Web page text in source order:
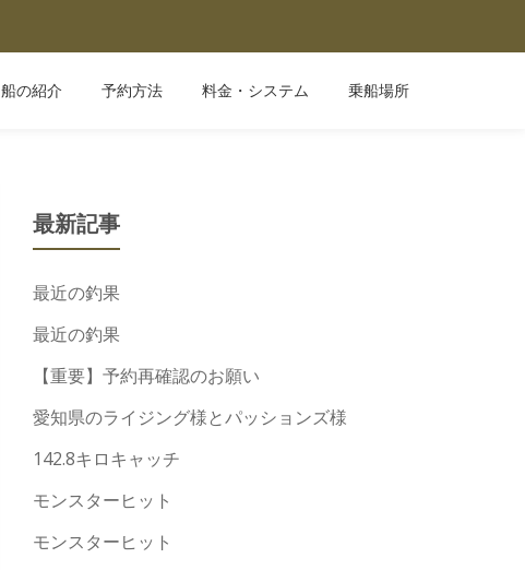
船の紹介 予約方法 料金・システム 乗船場所
最新記事
最近の釣果
最近の釣果
【重要】予約再確認のお願い
愛知県のライジング様とパッションズ様
142.8キロキャッチ
モンスターヒット
モンスターヒット